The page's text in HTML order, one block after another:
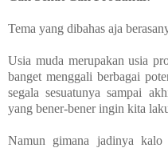
Tema yang dibahas aja
Usia muda merupakan usia
banget menggali berbagai
segala sesuatunya sampai
yang bener-bener ingin kita
Namun gimana jadinya